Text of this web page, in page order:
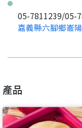
05-7811239/05-
嘉義縣六腳鄉崙
產品